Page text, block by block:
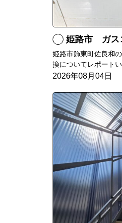
姫路市 ガス
姫路市飾東町佐良和
換についてレポート
2026年08月04日